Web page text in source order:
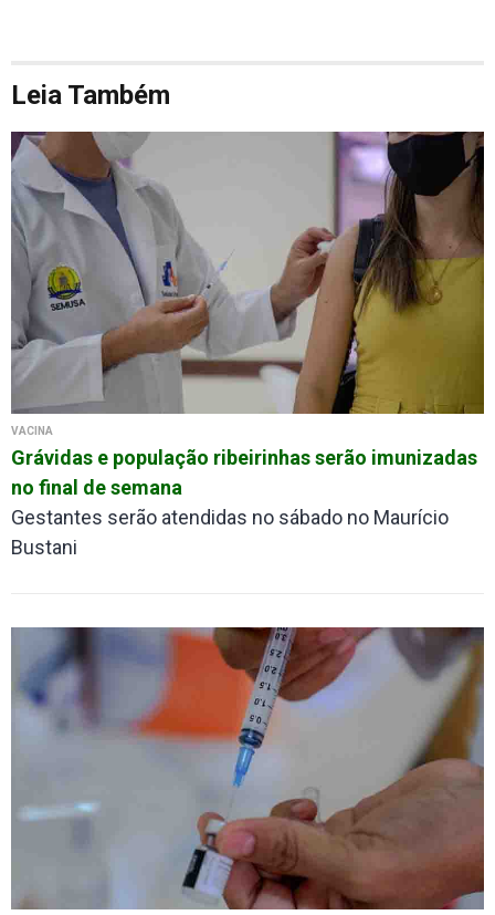
Leia Também
VACINA
Grávidas e população ribeirinhas serão imunizadas
no final de semana
Gestantes serão atendidas no sábado no Maurício
Bustani